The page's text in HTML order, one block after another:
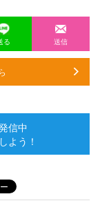
る 送信
信中
よう！